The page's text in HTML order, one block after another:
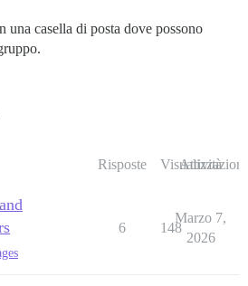
una casella di posta dove possono
Risposte Visualizzazioni
Attività
6 148
Marzo 7,
2026